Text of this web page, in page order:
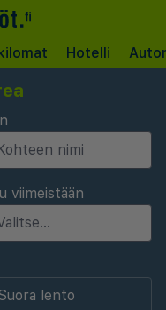
Hotelli
viimeistään
lento